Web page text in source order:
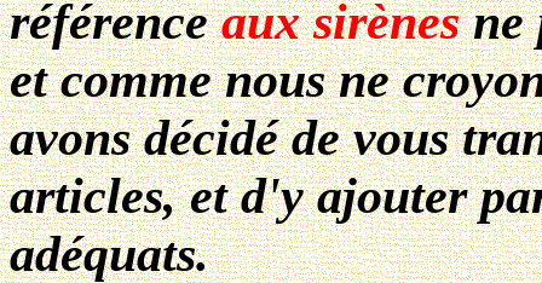
référenceaux sirènesne
et comme nous ne
avons décidé de vous
articles, et d'y ajouter
adéquats.